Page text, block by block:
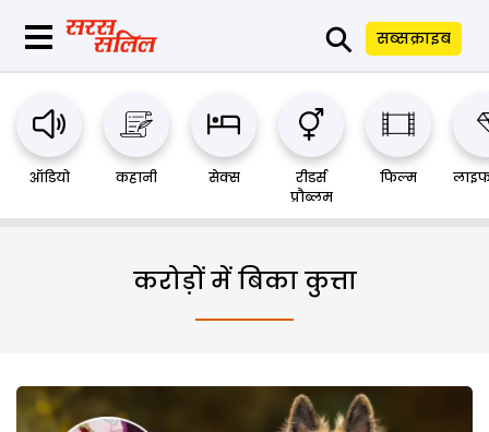
⚲ सब्सक्राइब
ऑडियो कहानी सेक्स
रीडर्स
प्रौब्लम
फिल्म
करोड़ों में बिका कुत्ता